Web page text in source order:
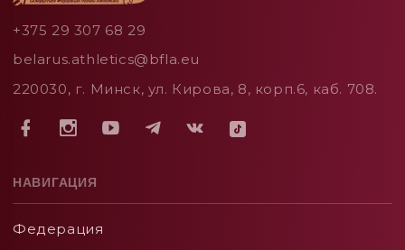
+375 29 307 68 29
belarus.athletics@bfla.eu
220030, г. Минск, ул. Кирова, 8, корп.6, каб. 708.
НАВИГАЦИЯ
Федерация